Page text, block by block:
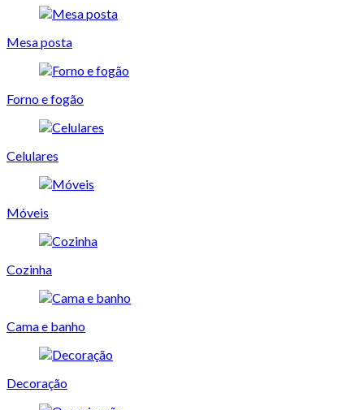
Mesa posta
Forno e fogão
Celulares
Móveis
Cozinha
Cama e banho
Decoração